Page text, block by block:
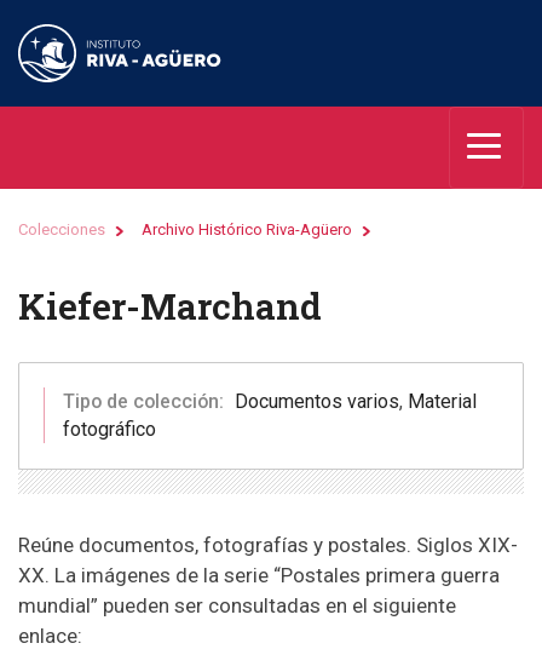
Colecciones Archivo Histórico Riva-Agüero
Kiefer-Marchand
Tipo de colección: Documentos varios, Material
fotográfico
Reúne documentos, fotografías y postales. Siglos XIX-
XX. La imágenes de la serie “Postales primera guerra
mundial” pueden ser consultadas en el siguiente
enlace: